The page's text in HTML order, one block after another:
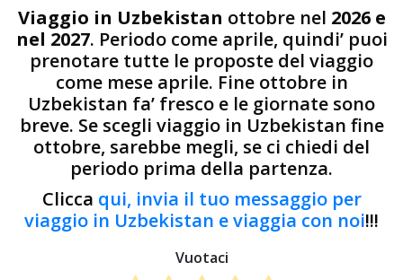
Viaggio in Uzbekistan ottobre nel 2026 e
nel 2027. Periodo come aprile, quindi’ puoi
prenotare tutte le proposte del viaggio
come mese aprile. Fine ottobre in
Uzbekistan fa’ fresco e le giornate sono
breve. Se scegli viaggio in Uzbekistan fine
ottobre, sarebbe megli, se ci chiedi del
periodo prima della partenza.
Clicca qui, invia il tuo messaggio per
viaggio in Uzbekistan e viaggia con noi!!!
Vuotaci